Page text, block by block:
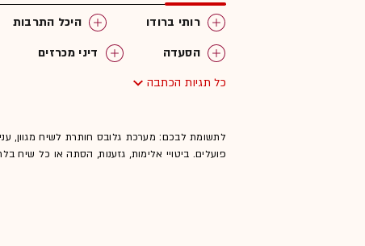
רותי ברודו היכל התרבות
הסעדה
דיני מכרזים
פטור ממכרז
כל תגיות הכתבה
לתשומת לבכם: מערכת גלובס חותרת לשיח מגוון,
פועלים. ביטויי אלימות, גזענות, הסתה או כל שיח